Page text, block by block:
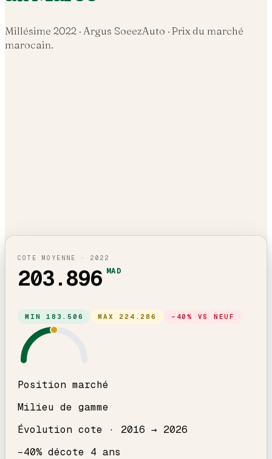
Millésime 2022 · Argus SoeezAuto · Prix du marché
marocain.
COTE MOYENNE · 2022
203.896 MAD
MIN183.506 MAX 224.286 − 40% VS NEUF
Position marché
Milieu de gamme
Évolution cote · 2016 → 2026
−40% décote 4 ans